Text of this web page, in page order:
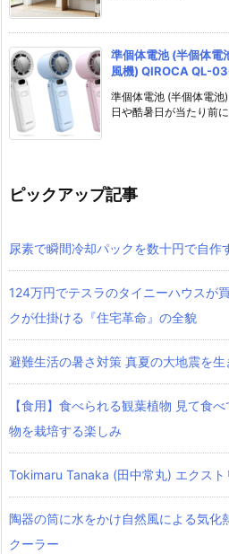
準個体電池 (半個体電
風機) QIROCA QL-
準個体電池 (半個体電
日や酷暑日が当たり前
ピックアップ記事
尿素で瞬間冷却パックを数十円で自作
124万円でテスラのタイニーハウスが
クが仕掛ける『住宅革命』の全貌
避難生活の暑さ対策 真夏の大地震を
【食用】食べられる観葉植物 見て食
物を栽培する楽しみ
Tokimaru Tanaka (田中常丸) エクス
陶器の筒に水をかけ自然風による気化
クーラー